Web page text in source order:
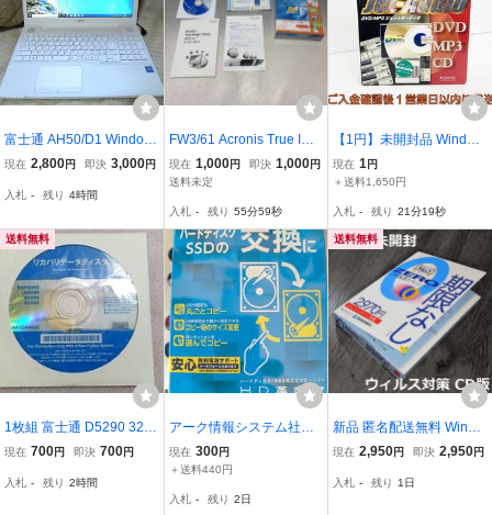
富士通 AH50/D1 Window
s 10 Home 64Bit リカバ
メディア) USBタイプ
現在 2,800円 即決 3,000円
入札 - 残り 4時間
FW3/61 Acronis True Ima
ge Home 2012 Plus アク
ロニス トゥルーイメージ
現在 1,000円 即決 1,000円
送料未定
入札 - 残り 55分58秒
【1円】未開封品 Window
s DVD/MP3 Jet-Audio ジ
ェットオーディオ 再生 録
y/G4
現在 1円
＋送料1,650円
入札 - 残り 21分18秒
送料無料
1枚組 富士通 D5290 329
0 1220 WindowsXP Pro
UJITSU DVD F208
現在 700円 即決 700円
入札 - 残り 2時間
アーク情報システム社
HD革命/CopyDrive Ver.7
ハードディスク、SSDの
品未開封
現在 300円
＋送料440円
入札 - 残り 2日
送料無料
新品 匿名配送無料 Windo
ws macOS Android iOS
ィルスセキュリティ CD-
現在 2,950円 即決 2,950円
入札 - 残り 1日